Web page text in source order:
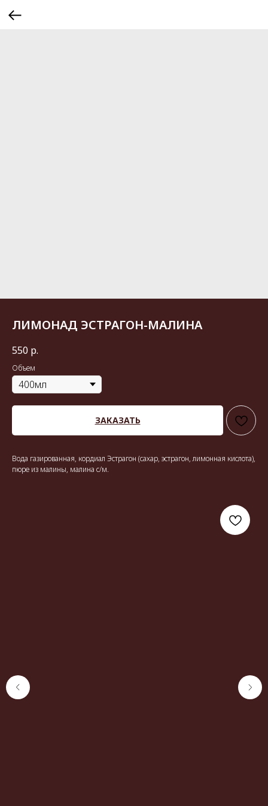
ЛИМОНАД ЭСТРАГОН-МАЛИНА
550 р.
Объем
ЗАКАЗАТЬ
Вода газированная, кордиал Эстрагон (сахар, эстрагон, лимонная кислота),
пюре из малины, малина с/м.